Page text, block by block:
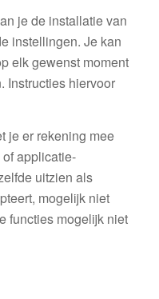
je de installatie van
instellingen. Je kan
elk gewenst moment
Instructies hiervoor
je er rekening mee
applicatie-
uitzien als
mogelijk niet
functies mogelijk niet